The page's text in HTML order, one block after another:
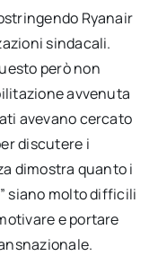
Ryanair
sindacali.
però non
avvenuta
avevano cercato
discutere i
dimostra quanto i
siano molto difficili
e portare